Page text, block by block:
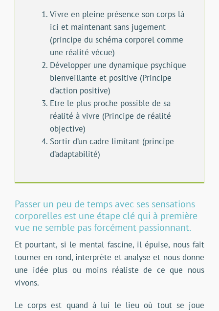
Vivre en pleine présence son corps là
ici et maintenant sans jugement
(principe du schéma corporel comme
une réalité vécue)
Développer une dynamique psychique
bienveillante et positive (Principe
d’action positive)
Etre le plus proche possible de sa
réalité à vivre (Principe de réalité
objective)
Sortir d’un cadre limitant (principe
d’adaptabilité)
Passer un peu de temps avec ses sensations
corporelles est une étape clé qui à première
vue ne semble pas forcément passionnant.
Et pourtant, si le mental fascine, il épuise, nous fait
tourner en rond, interprète et analyse et nous donne
une idée plus ou moins réaliste de ce que nous
vivons.
Le corps est quand à lui le lieu où tout se joue